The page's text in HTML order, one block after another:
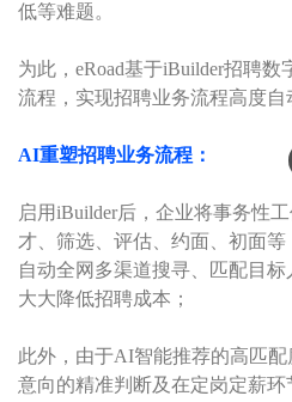
低等难题。
为此， eRoad基于iBuilder招聘数
流程，实现招聘业务流程高度自
AI重塑招聘业务流程：
启用iBuilder后，企业将事务性
才、筛选、评估、约面、初面
自动全网多渠道搜寻、匹配目
大大降低招聘成本；
此外，由于AI智能推荐的高匹
意向的精准判断及在定岗定薪